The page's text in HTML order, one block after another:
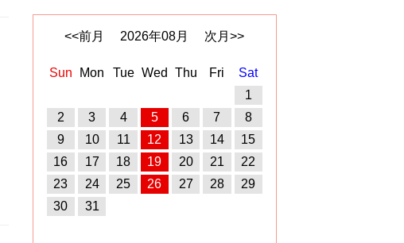
<<前月 2026年08月 次月>>
Sun Mon Tue Wed Thu Fri
Sat
1
2
3 4 5 6 7
8
9
10 11 12 13 14
15
16
17 18 19 20 21
22
23
24 25 26 27 28
29
30
31